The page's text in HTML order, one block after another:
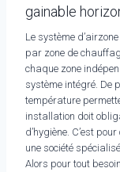
gainable
Le système
par zone de
chaque zone
système intégré. De
température
installation doit
d’hygiène. C’est
une société
Alors pour tout